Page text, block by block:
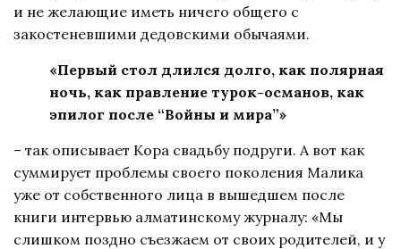
и не желающие иметь ничего общего с
закостеневшими дедовскими обычаями.
«Первый стол длился долго, как полярная
ночь, как правление турок-османов, как
эпилог после “Войны и мира”»
– так описывает Кора свадьбу подруги. А вот как
суммирует проблемы своего поколения Малика
уже от собственного лица в вышедшем после
книги интервью алматинскому журналу: «Мы
слишком поздно съезжаем от своих родителей, и у